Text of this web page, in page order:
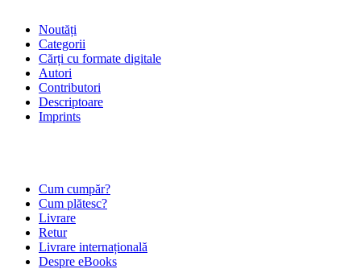
Noutăți
Categorii
Cărți cu formate digitale
Autori
Contributori
Descriptoare
Imprints
Cum cumpăr?
Cum plătesc?
Livrare
Retur
Livrare internațională
Despre eBooks